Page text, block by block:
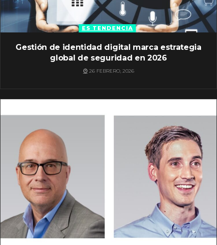
ES TENDENCIA
Gestión de identidad digital marca estrategia
global de seguridad en 2026
26 FEBRERO, 2026